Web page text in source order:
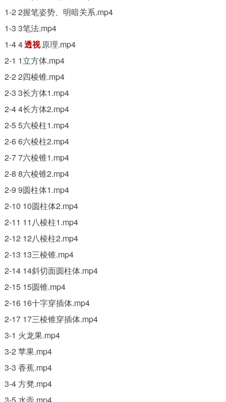
1-2 2握笔姿势、明暗关系.mp4
1-3 3笔法.mp4
1-4 4透视原理.mp4
2-1 1立方体.mp4
2-2 2四棱锥.mp4
2-3 3长方体1.mp4
2-4 4长方体2.mp4
2-5 5六棱柱1.mp4
2-6 6六棱柱2.mp4
2-7 7六棱锥1.mp4
2-8 8六棱锥2.mp4
2-9 9圆柱体1.mp4
2-10 10圆柱体2.mp4
2-11 11八棱柱1.mp4
2-12 12八棱柱2.mp4
2-13 13三棱锥.mp4
2-14 14斜切面圆柱体.mp4
2-15 15圆锥.mp4
2-16 16十字穿插体.mp4
2-17 17三棱锥穿插体.mp4
3-1 火龙果.mp4
3-2 苹果.mp4
3-3 香蕉.mp4
3-4 方凳.mp4
3-5 水壶.mp4